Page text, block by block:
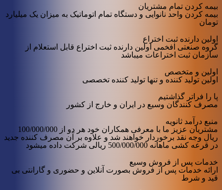
بیمه کردن تمام مشتریان
بیمه کردن واحد نانوایی و دستگاه تمام اتوماتیک به میزان یک میلیارد
تومان
اولین دارنده ثبت اختراع
گروه صنعتی افخمی اولین دارنده ثبت اختراع قابل استعلام از
سازمان ثبت اختراعات میباشد
اولین و متخصص
اولین تولید کننده و تنها تولید کننده تخصصی
پا را فراتر گذاشتیم
مصرف کنندگان وسیع در ایران و خارج از کشور
منبع درآمد ثانویه
مشتریان عزیز ما با معرفی همکاران خود هر دو از 100/000/000
ریال وجه نقد برخوردار خواهند شد و علاوه بر آن مصرف کننده جدید
در قرعه کشی ماهانه 500/000/000 ریالی شرکت داده میشود
خدمات پس از فروش وسیع
ارائه خدمات پس از فروش بصورت آنلاین و حضوری و گارانتی بی
قید و شرط